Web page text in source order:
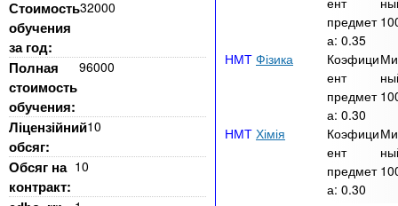
Стоимость
обучения
за год:
32000
Полная
стоимость
обучения:
96000
Ліцензійний
обсяг:
10
Обсяг на
контракт:
10
предмет
а: 0.35
Фізика
Коэфици
ент
предмет
а: 0.30
Хімія
Коэфици
ент
предмет
а: 0.30